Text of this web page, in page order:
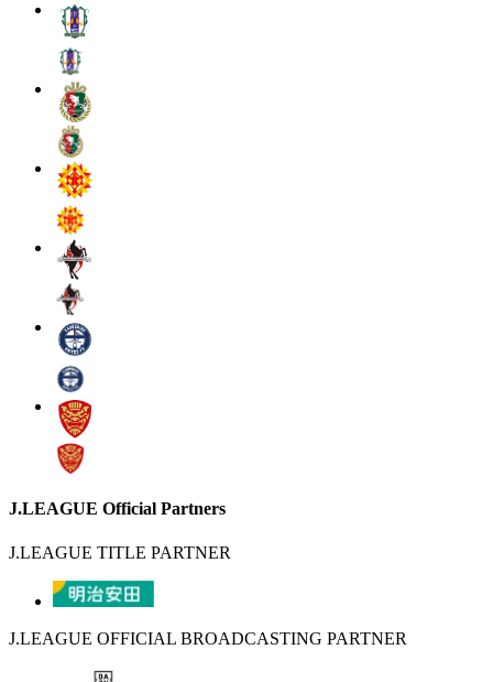
J.LEAGUE Official Partners
J.LEAGUE TITLE PARTNER
J.LEAGUE OFFICIAL BROADCASTING PARTNER